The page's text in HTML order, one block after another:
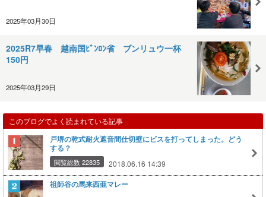
2025年03月30日
2025R7早春 越南国ﾋﾞﾝﾛﾝ省 ブンリュウ一杯
150円
2025年03月29日
このブログでよく読まれている記事
戸堺の乾式耐火遮音間仕切壁にビスを打ってしまった。どう
する？
閲覧総数 22835 2018.06.16 14:39
祖師谷の馬来西亜マレー